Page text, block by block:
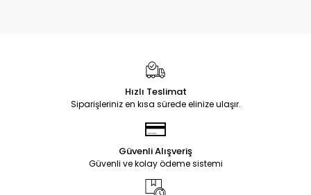
Hızlı Teslimat
Siparişleriniz en kısa sürede elinize ulaşır.
Güvenli Alışveriş
Güvenli ve kolay ödeme sistemi